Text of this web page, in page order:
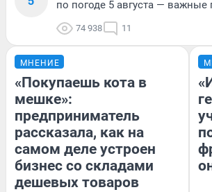
по погоде 5 августа — важные
74 938 11
МНЕНИЕ
«Покупаешь кота в
мешке»:
предприниматель
рассказала, как на
самом деле устроен
бизнес со складами
дешевых товаров